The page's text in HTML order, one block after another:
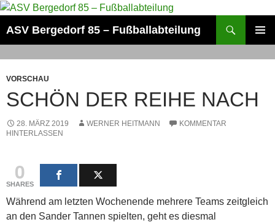
Zum
springen
ASV Bergedorf 85 – Fußballabteilung
VORSCHAU
SCHÖN DER REIHE NACH
28. MÄRZ 2019 WERNER HEITMANN
KOMMENTAR
HINTERLASSEN
0
SHARES
Während am letzten Wochenende mehrere Teams zeitgleich
an den Sander Tannen spielten, geht es diesmal